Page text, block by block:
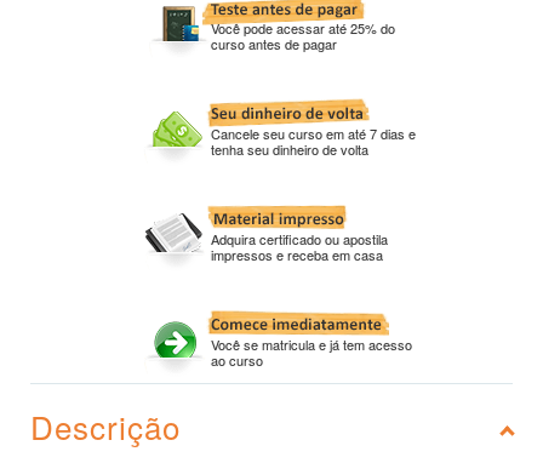
Você pode acessar até 25% do
curso antes de pagar
Cancele seu curso em até 7 dias e
tenha seu dinheiro de volta
Adquira certificado ou apostila
impressos e receba em casa
Você se matricula e já tem acesso
ao curso
Descrição